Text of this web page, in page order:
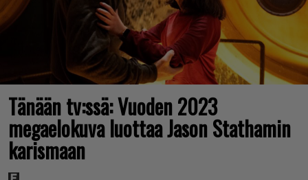
Tänään tv:ssä: Vuoden 2023
megaelokuva luottaa Jason Stathamin
karismaan